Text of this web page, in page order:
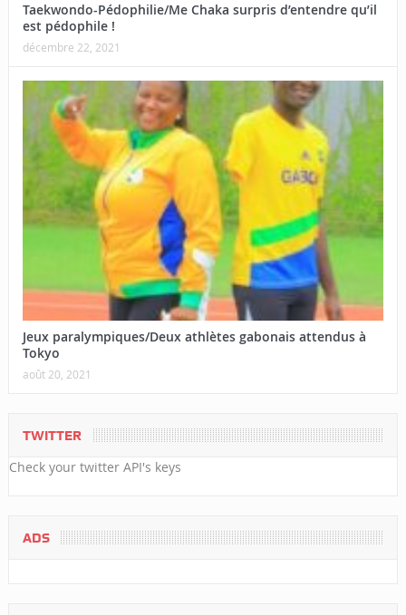
Taekwondo-Pédophilie/Me Chaka surpris d’entendre qu’il
est pédophile !
décembre 22, 2021
Jeux paralympiques/Deux athlètes gabonais attendus à
Tokyo
août 20, 2021
TWITTER
Check your twitter API's keys
ADS